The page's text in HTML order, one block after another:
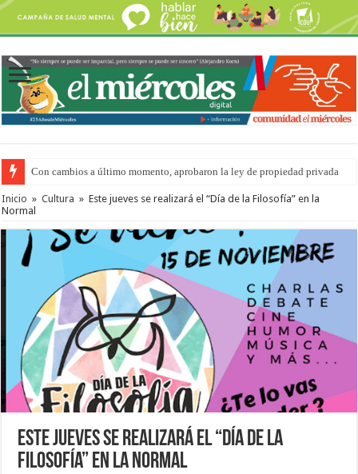
Con cambios a último momento, aprobaron la ley de propiedad privada
Inicio » Cultura » Este jueves se realizará el “Día de la Filosofía” en la
Normal
Este jueves se realizará el “Día de la
Filosofía” en la Normal